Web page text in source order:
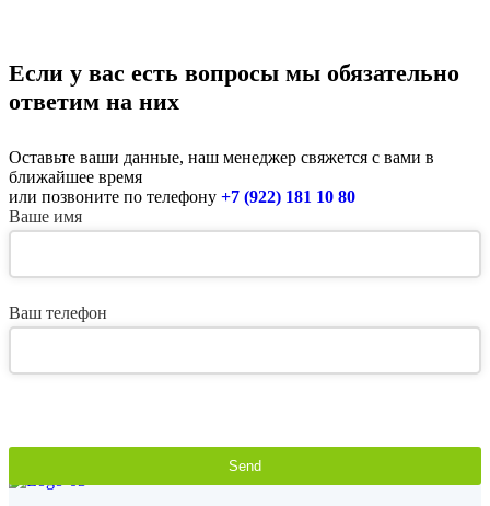
Если у вас есть вопросы мы обязательно
ответим на них
Оставьте ваши данные, наш менеджер свяжется с вами в
ближайшее время
или позвоните по телефону +7 (922) 181 10 80
Ваше имя
Ваш телефон
Send
This